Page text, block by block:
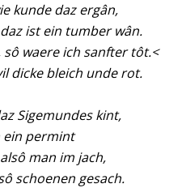
kunde daz ergân,
ist ein tumber wân.
waere ich sanfter tôt.<
dicke bleich unde rot.
Sigemundes kint,
ein permint
man im jach,
schoenen gesach.